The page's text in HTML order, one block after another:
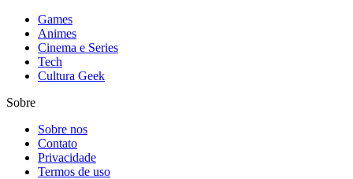
Games
Animes
Cinema e Series
Tech
Cultura Geek
Sobre
Sobre nos
Contato
Privacidade
Termos de uso